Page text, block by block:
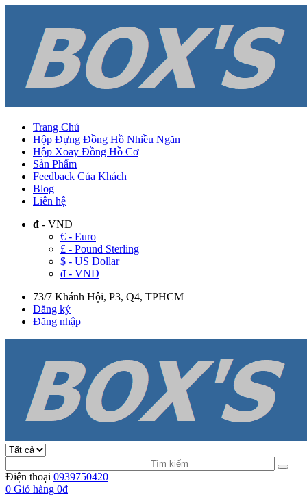
Trang Chủ
Hộp Đựng Đồng Hồ Nhiều Ngăn
Hộp Xoay Đồng Hồ Cơ
Sản Phẩm
Feedback Của Khách
Blog
Liên hệ
đ - VND
€ - Euro
£ - Pound Sterling
$ - US Dollar
đ - VND
73/7 Khánh Hội, P3, Q4, TPHCM
Đăng ký
Đăng nhập
Điện thoại 0939750420
0 Giỏ hàng 0đ